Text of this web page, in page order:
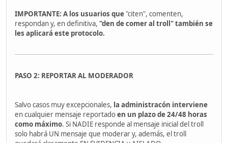
IMPORTANTE: A los usuarios que "citen", comenten,
respondan y, en definitiva, "den de comer al troll" también se
les aplicará este protocolo.
PASO 2: REPORTAR AL MODERADOR
Salvo casos muy excepcionales, la administracón interviene
en cualquier mensaje reportadoen un plazo de 24/48 horas
como máximo. Si NADIE responde al mensaje inicial del troll
solo habrá UN mensaje que moderar y, además, el troll